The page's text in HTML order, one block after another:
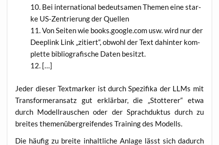
Bei inter­na­tio­nal bedeut­sa­men The­men eine star­
ke US-Zen­trie­rung der Quellen
Von Sei­ten wie books.google.com usw. wird nur der
Deeplink Link „zitiert“, obwohl der Text dahin­ter kom­
plet­te biblio­gra­fi­sche Daten besitzt.
[…]
Jeder die­ser Text­mar­ker ist durch Spe­zi­fi­ka der LLMs mit
Trans­for­mer­an­satz gut erklär­bar, die „Stot­te­rer“ etwa
durch Modell­rau­schen oder der Sprach­duk­tus durch zu
brei­tes the­men­über­grei­fen­des Trai­ning des Modells.
Die häu­fig zu brei­te inhalt­li­che Anla­ge lässt sich dadurch